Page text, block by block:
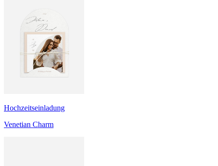
Hochzeitseinladung
Venetian Charm